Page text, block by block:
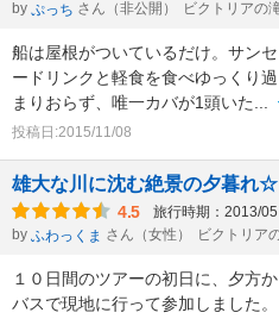
by ぷっち さん（非公開） ビクトリアの
船は屋根がついているだけ。サン
ードリンクと軽食を食べゆっくり
まりおらず、唯一カバが1頭いた
投稿日:2015/11/08
雄大な川に沈む絶景の夕暮れ☆
4.5 旅行時期：2013/05
by ふわっくま さん（女性） ビクトリア
１０日間のツアーの初日に、夕方
バスで現地に行って参加しました。